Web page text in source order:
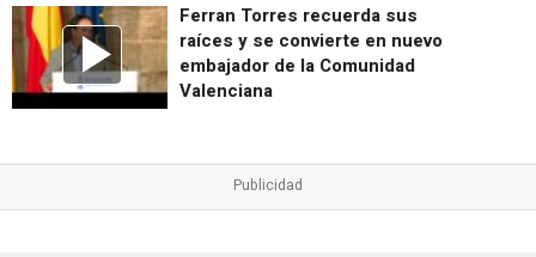
Ferran Torres recuerda sus
raíces y se convierte en nuevo
embajador de la Comunidad
Valenciana